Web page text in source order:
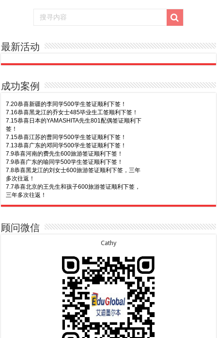
最新活动
成功案例
7.29恭喜日本的Motegi女士485工作签证顺利下签！
7.28恭喜山东的李先生189技术移民签证顺利下签！
7.24恭喜辽宁的蔡同学500学生签证顺利下签！
7.22恭喜安徽的吴先生190技术移民签证顺利下签！
7.22恭喜尼泊尔的Shrestha先生491州担保签证顺利
7.20恭喜新疆的李同学500学生签证顺利下签！
7.16恭喜黑龙江的乔女士485毕业生工签顺利下签！
7.15恭喜日本的YAMASHITA先生801配偶签证顺利下
签！
7.15恭喜江苏的曹同学500学生签证顺利下签！
7.13恭喜广东的邓同学500学生签证顺利下签！
7.9恭喜河南的费先生600旅游签证顺利下签！
7.9恭喜广东的喻同学500学生签证顺利下签！
7.8恭喜黑龙江的刘女士600旅游签证顺利下签，三年
多次往返！
7.7恭喜北京的王先生和孩子600旅游签证顺利下签，
三年多次往返！
of Science offer!
7.1恭喜辽宁的穆先生600旅游签证顺利下签，一年多
次往返！
6.30恭喜马来西亚的YAP先生夫妇482签证顺利下
6.30恭喜新疆的赵女士155居住返回签证顺利下签！
6.30恭喜江苏的万女士夫妇870签证顺利下签！
6.24恭喜河北的张同学500学生签证顺利下签！
6.24恭喜山东的胡女士600旅游签证顺利下签，三年
顾问微信
Cathy